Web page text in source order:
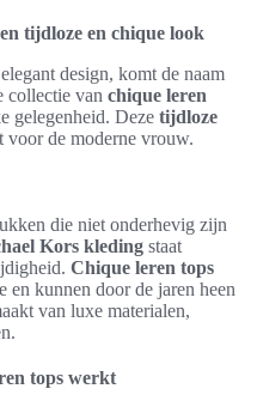
tijdloze en chique look
design, komt de naam
collectie van chique leren
gelegenheid. Deze tijdloze
de moderne vrouw.
die niet onderhevig zijn
Kors kleding staat
Chique leren tops
en kunnen door de jaren heen
van luxe materialen,
tops werkt